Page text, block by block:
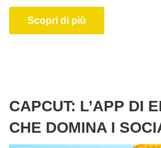
Scopri di più
CAPCUT: L’APP DI
CHE DOMINA I